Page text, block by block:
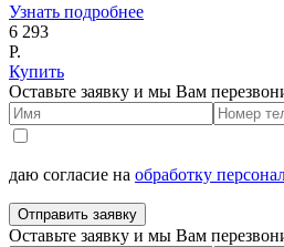
Узнать подробнее
6 293
Р.
Купить
Оставьте заявку и мы Вам
даю согласие на обработку
Отправить заявку
Оставьте заявку и мы Вам